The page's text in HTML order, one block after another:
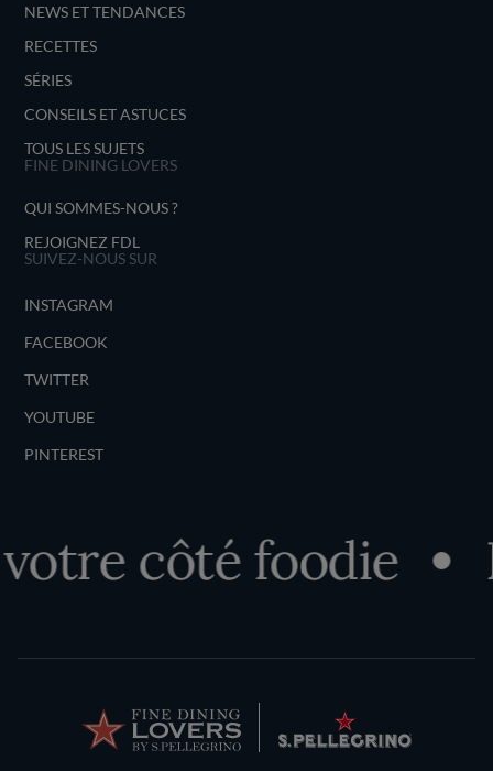
NEWS ET TENDANCES
RECETTES
SÉRIES
CONSEILS ET ASTUCES
TOUS LES SUJETS
FINE DINING LOVERS
QUI SOMMES-NOUS ?
REJOIGNEZ FDL
SUIVEZ-NOUS SUR
INSTAGRAM
FACEBOOK
TWITTER
YOUTUBE
PINTEREST
côté foodie